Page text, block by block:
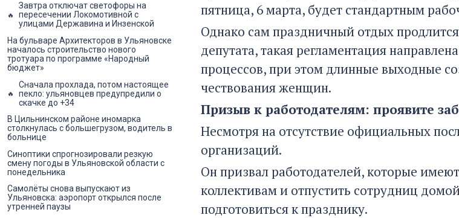
пятница, 6 марта, будет стандартным
Однако сам праздничный отдых
депутата, такая регламентация
процессов, при этом длинные выходные
чествования женщин.
Призыв к работодателям: проявите
Несмотря на отсутствие официальных
организаций.
Он призвал работодателей, которые
коллективам и отпустить сотрудниц
подготовиться к празднику.
Завтра отключат светофоры на
пересечении Локомотивной с
улицами Державина и Инзенской
На бульваре Архитекторов в Ульяновске
началось строительство нового
тротуара по программе «Народный
бюджет»
Сначала прохлада, потом настоящее
пекло: ульяновцев предупредили о
скачке до +34
В Цильнинском районе иномарка
столкнулась с большегрузом, водитель в
больнице
Синоптики спрогнозировали резкую
смену погоды в Ульяновской области с
понедельника
Самолёты снова выпускают из
Ульяновска: аэропорт открылся после
утренней паузы